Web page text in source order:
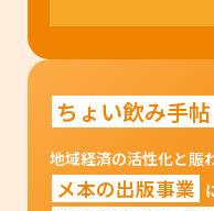
ちょい飲み手
地域経済の活性化と賑
メ本の出版事業